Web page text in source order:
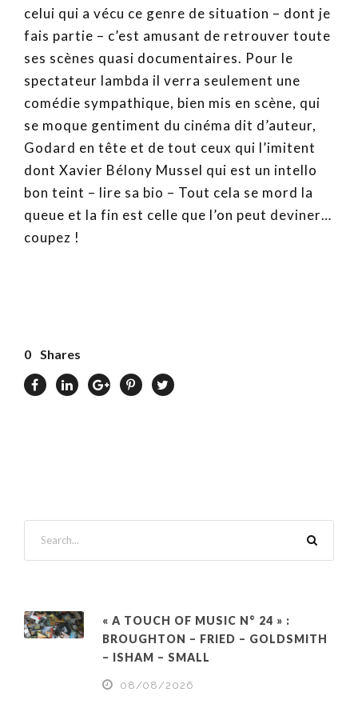
celui qui a vécu ce genre de situation – dont je
fais partie – c’est amusant de retrouver toute
ses scènes quasi documentaires. Pour le
spectateur lambda il verra seulement une
comédie sympathique, bien mis en scène, qui
se moque gentiment du cinéma dit d’auteur,
Godard en tête et de tout ceux qui l’imitent
dont Xavier Bélony Mussel qui est un intello
bon teint – lire sa bio – Tout cela se mord la
queue et la fin est celle que l’on peut deviner…
coupez !
0 Shares
« A TOUCH OF MUSIC N° 24 » :
BROUGHTON – FRIED – GOLDSMITH
– ISHAM – SMALL
08/08/2026